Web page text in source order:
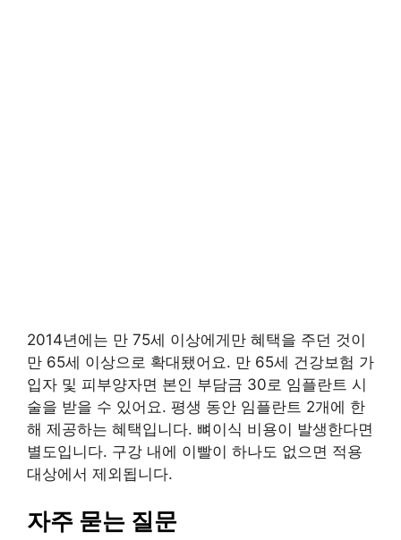
2014년에는 만 75세 이상에게만 혜택을 주던 것이
만 65세 이상으로 확대됐어요. 만 65세 건강보험 가
입자 및 피부양자면 본인 부담금 30로 임플란트 시
술을 받을 수 있어요. 평생 동안 임플란트 2개에 한
해 제공하는 혜택입니다. 뼈이식 비용이 발생한다면
별도입니다. 구강 내에 이빨이 하나도 없으면 적용
대상에서 제외됩니다.
자주 묻는 질문